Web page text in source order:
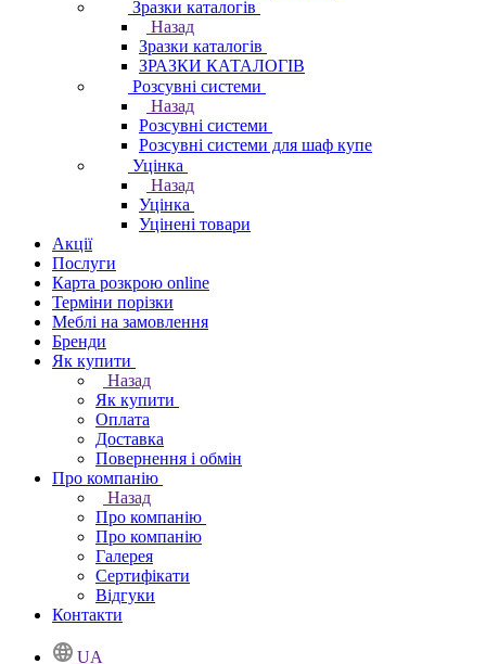
Зразки каталогів
Назад
Зразки каталогів
ЗРАЗКИ КАТАЛОГІВ
Розсувні системи
Назад
Розсувні системи
Розсувні системи для шаф купе
Уцінка
Назад
Уцінка
Уцінені товари
Акції
Послуги
Карта розкрою online
Терміни порізки
Меблі на замовлення
Бренди
Як купити
Назад
Як купити
Оплата
Доставка
Повернення і обмін
Про компанію
Назад
Про компанію
Про компанію
Галерея
Сертифікати
Відгуки
Контакти
UA